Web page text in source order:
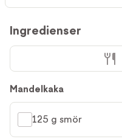
Ingredienser
Mandelkaka
125 g smör